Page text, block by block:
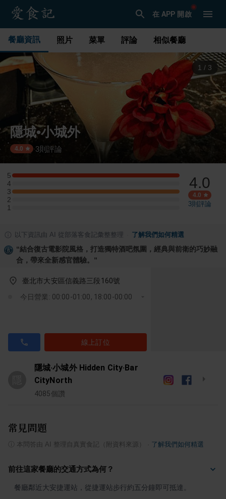
在 APP 開啟
餐廳資訊 照片 菜單 評論 相似餐廳
1 / 3
隱城•小城外
4.0 ·3則評論
5
5 星：1 則評論
4
4 星：0 則評論
3
3 星：1 則評論
2
2 星：0 則評論
1
1 星：0 則評論
4.0
4.0
3則評論
以下資訊由 AI 從部落客食記彙整整理 了解我們如何精選
“結合復古電影院風格，打造獨特酒吧氛圍，經典與前衛的巧妙融
合，帶來全新感官體驗。 ”
臺北市大安區信義路三段160號
今日營業: 00:00-01:00, 18:00-00:00
線上訂位
隱城·小城外 Hidden City·Bar
CityNorth
4085個讚
常見問題
本問答由 AI 整理自真實食記（附資料來源） 了解我們如何精選
前往這家餐廳的交通方式為何？
餐廳鄰近大安捷運站，從捷運站步行約五分鐘即可抵達。